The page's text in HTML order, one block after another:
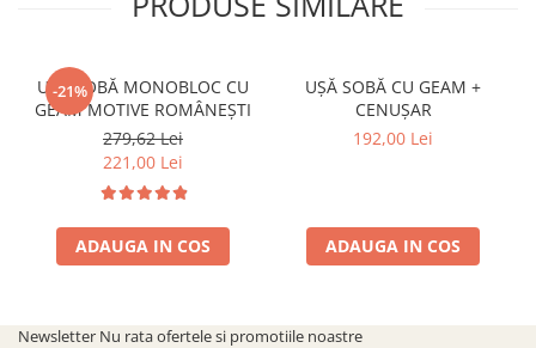
-21%
UȘĂ SOBĂ MONOBLOC CU
GEAM MOTIVE ROMÂNEȘTI
279,62 Lei
221,00 Lei
ADAUGA IN COS
UȘĂ SOBĂ CU GEAM +
CENUȘAR
192,00 Lei
ADAUGA IN COS
Newsletter Nu rata ofertele si promotiile noastre